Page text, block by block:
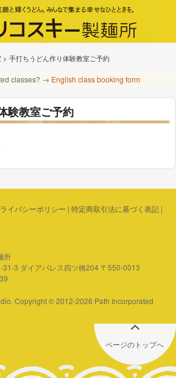
> 手打ちうどん作り体験教室ご予約
classes? → English class booking form
験教室ご予約
イバシーポリシー | 特定商取引法に基づく表記|
所
31-3 ダイアパレス四ツ橋204 〒550-0013
Copyright © 2012-2026 Path Incorporated
ページのトップへ